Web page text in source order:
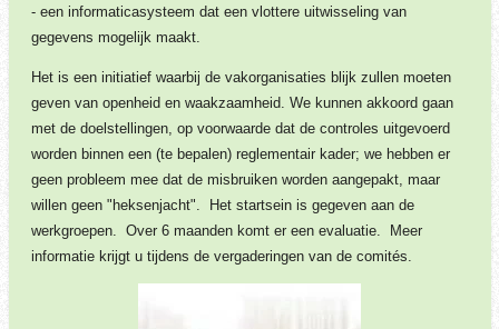
- een informaticasysteem dat een vlottere uitwisseling van
gegevens mogelijk maakt.
Het is een initiatief waarbij de vakorganisaties blijk zullen moeten
geven van openheid en waakzaamheid. We kunnen akkoord gaan
met de doelstellingen, op voorwaarde dat de controles uitgevoerd
worden binnen een (te bepalen) reglementair kader; we hebben er
geen probleem mee dat de misbruiken worden aangepakt, maar
willen geen "heksenjacht". Het startsein is gegeven aan de
werkgroepen. Over 6 maanden komt er een evaluatie. Meer
informatie krijgt u tijdens de vergaderingen van de comités.